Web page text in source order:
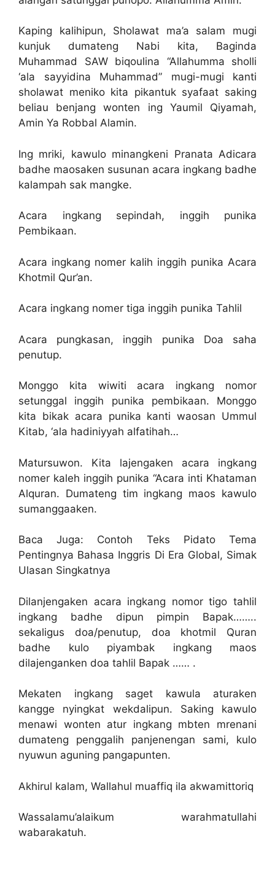
Kaping kalihipun, Sholawat ma’a salam mugi
kunjuk dumateng Nabi kita, Baginda
Muhammad SAW biqoulina “Allahumma sholli
‘ala sayyidina Muhammad” mugi-mugi kanti
sholawat meniko kita pikantuk syafaat saking
beliau benjang wonten ing Yaumil Qiyamah,
Amin Ya Robbal Alamin.
Ing mriki, kawulo minangkeni Pranata Adicara
badhe maosaken susunan acara ingkang badhe
kalampah sak mangke.
Acara ingkang sepindah, inggih punika
Pembikaan.
Acara ingkang nomer kalih inggih punika Acara
Khotmil Qur’an.
Acara ingkang nomer tiga inggih punika Tahlil
Acara pungkasan, inggih punika Doa saha
penutup.
Monggo kita wiwiti acara ingkang nomor
setunggal inggih punika pembikaan. Monggo
kita bikak acara punika kanti waosan Ummul
Kitab, ‘ala hadiniyyah alfatihah…
Matursuwon. Kita lajengaken acara ingkang
nomer kaleh inggih punika “Acara inti Khataman
Alquran. Dumateng tim ingkang maos kawulo
sumanggaaken.
Baca Juga: Contoh Teks Pidato Tema
Pentingnya Bahasa Inggris Di Era Global, Simak
Ulasan Singkatnya
Dilanjengaken acara ingkang nomor tigo tahlil
ingkang badhe dipun pimpin Bapak……..
sekaligus doa/penutup, doa khotmil Quran
badhe kulo piyambak ingkang maos
dilajenganken doa tahlil Bapak …… .
Mekaten ingkang saget kawula aturaken
kangge nyingkat wekdalipun. Saking kawulo
menawi wonten atur ingkang mbten mrenani
dumateng penggalih panjenengan sami, kulo
nyuwun aguning pangapunten.
Akhirul kalam, Wallahul muaffiq ila akwamittoriq
Wassalamu’alaikum warahmatullahi
wabarakatuh.